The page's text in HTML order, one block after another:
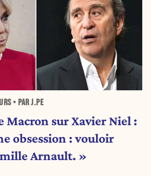
• PAR J.PE
Macron sur Xavier Niel :
obsession : vouloir
Arnault. »